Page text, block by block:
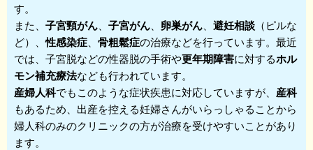
す。
また、 子宮頸がん 子宮がん 卵巣がん 避妊相談 （ピルな
ど）、性感染症 骨粗鬆症の治療などを行っています。最近
では、子宮脱などの性器脱の手術や更年期障害に対するホル
モン補充療法なども行われています。
産婦人科でもこのような症状疾患に対応していますが、 産科
もあるため、出産を控える妊婦さんがいらっしゃることから
婦人科のみのクリニックの方が治療を受けやすいことがあり
ます。